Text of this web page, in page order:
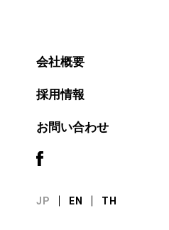
会社概要
採用情報
お問い合わせ
JP EN TH